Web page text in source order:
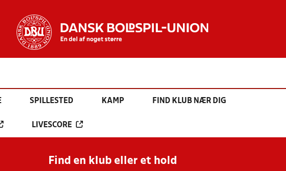
SPILLESTED KAMP FIND KLUB NÆR DIG
LIVESCORE
Find en klub eller et hold